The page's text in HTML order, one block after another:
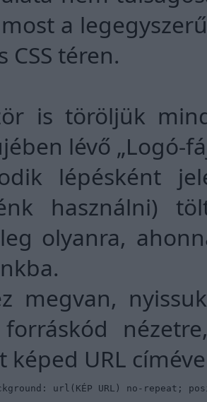
a
CSS téren.
is töröljük
lévő „Logó-
lépésként
használni)
olyanra,
megvan,
URL
url(KÉP URL) no-repeat;